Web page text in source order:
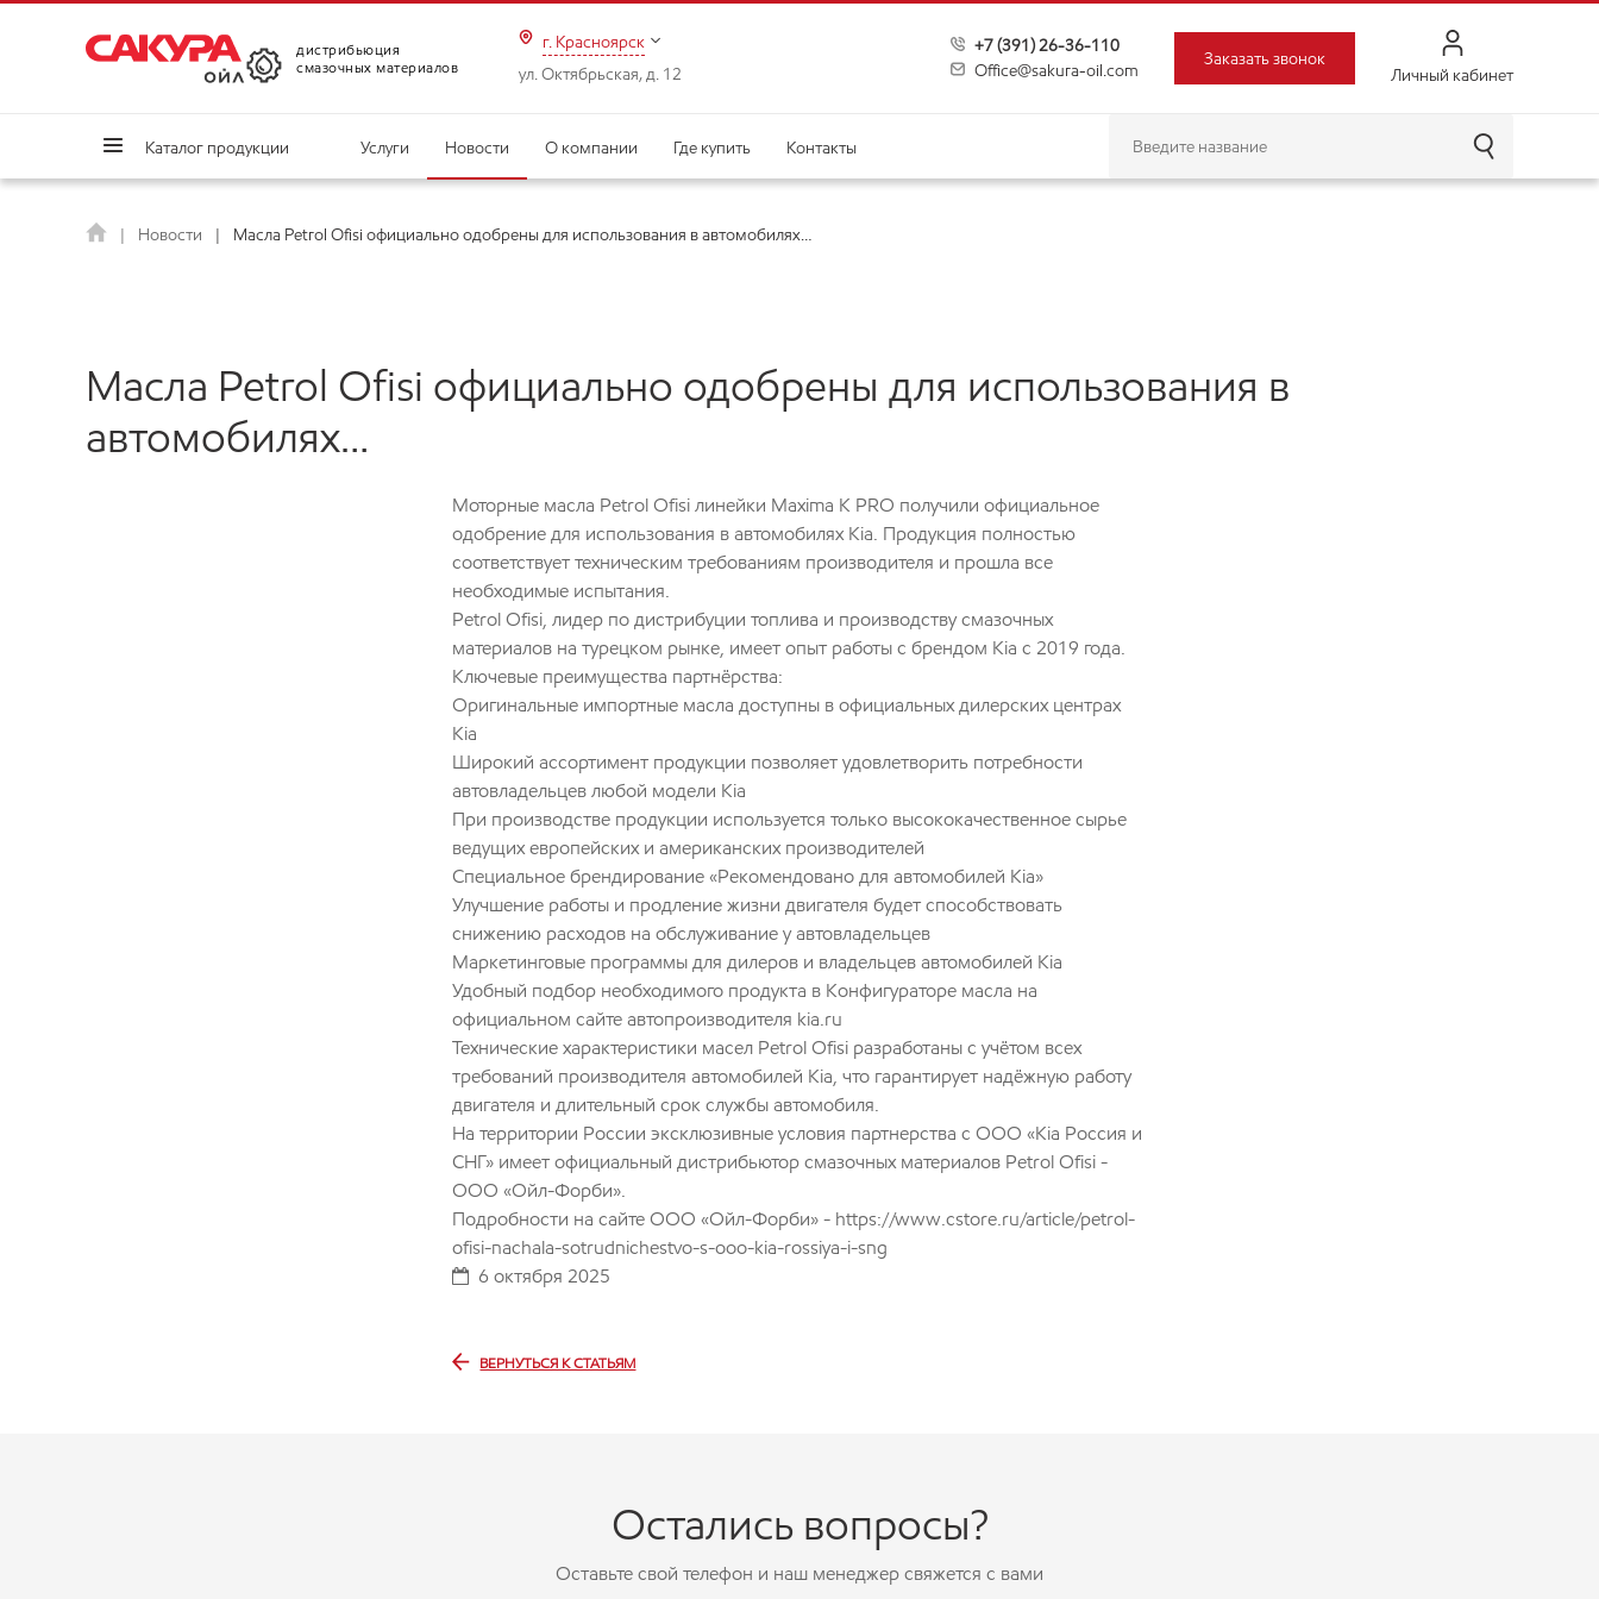
дистрибьюция
смазочных материалов
г. Красноярск
ул. Октябрьская, д. 12
+7 (391) 26-36-110
Office@sakura-oil.com
Заказать звонок
Личный кабинет
Каталог продукции Услуги Новости О компании Где купить Контакты
Новости Масла Petrol Ofisi официально одобрены для использования в автомобилях…
Масла Petrol Ofisi официально одобрены для использования в
автомобилях…
Моторные масла Petrol Ofisi линейки Maxima K PRO получили официальное
одобрение для использования в автомобилях Kia. Продукция полностью
соответствует техническим требованиям производителя и прошла все
необходимые испытания.
Petrol Ofisi, лидер по дистрибуции топлива и производству смазочных
материалов на турецком рынке, имеет опыт работы с брендом Kia с 2019 года.
Ключевые преимущества партнёрства:
Оригинальные импортные масла доступны в официальных дилерских центрах
Kia
Широкий ассортимент продукции позволяет удовлетворить потребности
автовладельцев любой модели Kia
При производстве продукции используется только высококачественное сырье
ведущих европейских и американских производителей
Специальное брендирование «Рекомендовано для автомобилей Kia»
Улучшение работы и продление жизни двигателя будет способствовать
снижению расходов на обслуживание у автовладельцев
Маркетинговые программы для дилеров и владельцев автомобилей Kia
Удобный подбор необходимого продукта в Конфигураторе масла на
официальном сайте автопроизводителя kia.ru
Технические характеристики масел Petrol Ofisi разработаны с учётом всех
требований производителя автомобилей Kia, что гарантирует надёжную работу
двигателя и длительный срок службы автомобиля.
На территории России эксклюзивные условия партнерства с ООО «Кia Россия и
СНГ» имеет официальный дистрибьютор смазочных материалов Petrol Ofisi -
ООО «Ойл-Форби».
Подробности на сайте ООО «Ойл-Форби» - https://www.cstore.ru/article/petrol-
ofisi-nachala-sotrudnichestvo-s-ooo-kia-rossiya-i-sng
6 октября 2025
ВЕРНУТЬСЯ К СТАТЬЯМ
Остались вопросы?
Оставьте свой телефон и наш менеджер свяжется с вами